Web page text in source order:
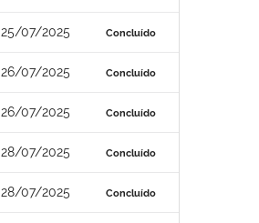
25/07/2025 Concluído
26/07/2025 Concluído
26/07/2025 Concluído
28/07/2025 Concluído
28/07/2025 Concluído